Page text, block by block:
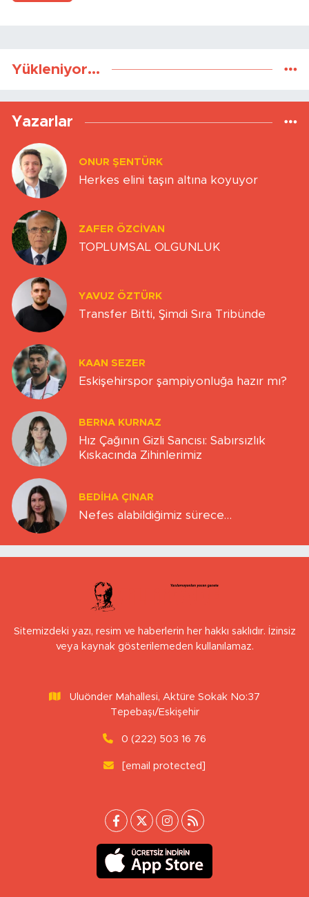
Yükleniyor...
Yazarlar
ONUR ŞENTÜRK
Herkes elini taşın altına koyuyor
ZAFER ÖZCIVAN
TOPLUMSAL OLGUNLUK
YAVUZ ÖZTÜRK
Transfer Bitti, Şimdi Sıra Tribünde
KAAN SEZER
Eskişehirspor şampiyonluğa hazır mı?
BERNA KURNAZ
Hız Çağının Gizli Sancısı: Sabırsızlık
Kıskacında Zihinlerimiz
BEDIHA ÇINAR
Nefes alabildiğimiz sürece…
Sitemizdeki yazı, resim ve haberlerin her hakkı saklıdır. İzinsiz
veya kaynak gösterilemeden kullanılamaz.
Uluönder Mahallesi, Aktüre Sokak No:37
Tepebaşı/Eskişehir
0 (222) 503 16 76
[email protected]